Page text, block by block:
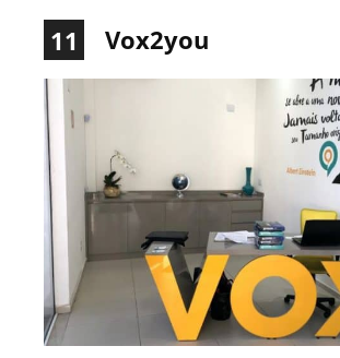
11 Vox2you